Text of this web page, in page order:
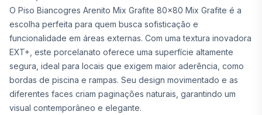
O Piso Biancogres Arenito Mix Grafite 80x80 Mix Grafite é a
escolha perfeita para quem busca sofisticação e
funcionalidade em áreas externas. Com uma textura inovadora
EXT+, este porcelanato oferece uma superfície altamente
segura, ideal para locais que exigem maior aderência, como
bordas de piscina e rampas. Seu design movimentado e as
diferentes faces criam paginações naturais, garantindo um
visual contemporâneo e elegante.